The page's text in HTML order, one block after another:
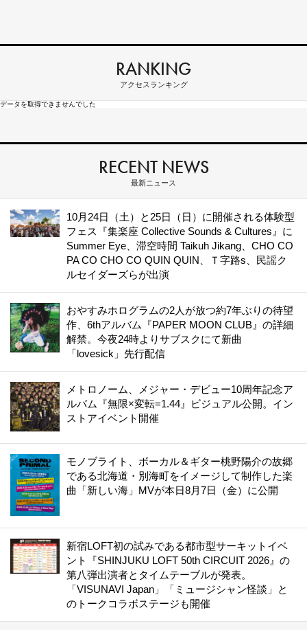
RANKING
アクセスランキング
データを取得できませんでした
RECENT NEWS
最新ニュース
10月24日（土）と25日（日）に開催される体験型
フェス『集楽座 Collective Sounds & Cultures』に
Summer Eye、滞空時間 Taikuh Jikang、CHO CO
PA CO CHO CO QUIN QUIN、Ｔ字路s、民謡ク
ルセイダーズらが出演
おやすみホログラムの2人が放つ約7年ぶりの待望
作、6thアルバム『PAPER MOON CLUB』の詳細
解禁。今夜24時よりサブスクにて新曲
「lovesick」先行配信
メトロノーム、メジャー・デビュー10周年記念ア
ルバム『無限×変転=1.44』ビジュアル公開。イン
ストアイベント開催
モノブライト、ボーカル＆ギター桃野陽介の故郷
である北海道・別海町をイメージして制作した楽
曲「新しい海」MVが本日8月7日（金）に公開
新宿LOFT初の試みである都市型サーキットイベ
ント『SHINJUKU LOFT 50th CIRCUIT 2026』の
第八弾出演者とタイムテーブルが発表。
「VISUNAVI Japan」「ミュージシャン怪談」と
のトークコラボステージも開催